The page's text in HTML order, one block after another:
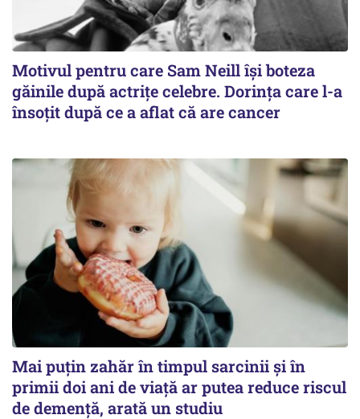
Motivul pentru care Sam Neill își boteza
găinile după actrițe celebre. Dorința care l-a
însoțit după ce a aflat că are cancer
Mai puțin zahăr în timpul sarcinii și în
primii doi ani de viață ar putea reduce riscul
de demență, arată un studiu